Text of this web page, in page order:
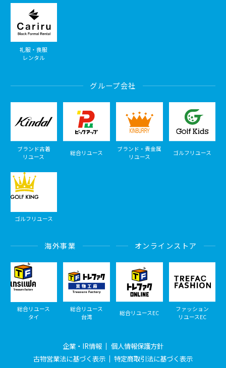
礼服・喪服
レンタル
グループ会社
ブランド古着
リユース
総合リユース
ブランド・貴金属
リユース
ゴルフリユース
ゴルフリユース
海外事業
総合リユース
タイ
総合リユース
台湾
オンラインストア
総合リユースEC
ファッション
リユースEC
企業・IR情報
個人情報保護方針
古物営業法に基づく表示
特定商取引法に基づく表示